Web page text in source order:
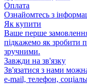
Оплата
Ознайомтесь з
Як купити
Ваше перше
підкажемо як зробити
зручними.
Завжди на зв'язку
Зв'язатися з нами
e-mail, телефон,